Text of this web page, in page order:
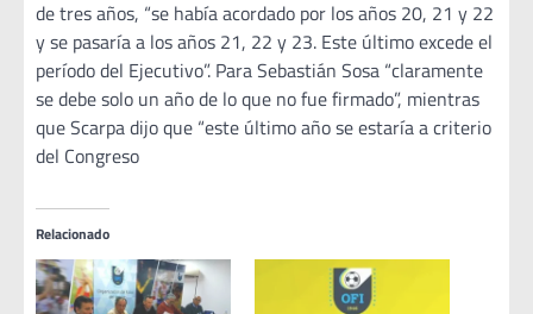
de tres años, “se había acordado por los años 20, 21 y 22
y se pasaría a los años 21, 22 y 23. Este último excede el
período del Ejecutivo”. Para Sebastián Sosa “claramente
se debe solo un año de lo que no fue firmado”, mientras
que Scarpa dijo que “este último año se estaría a criterio
del Congreso
Relacionado